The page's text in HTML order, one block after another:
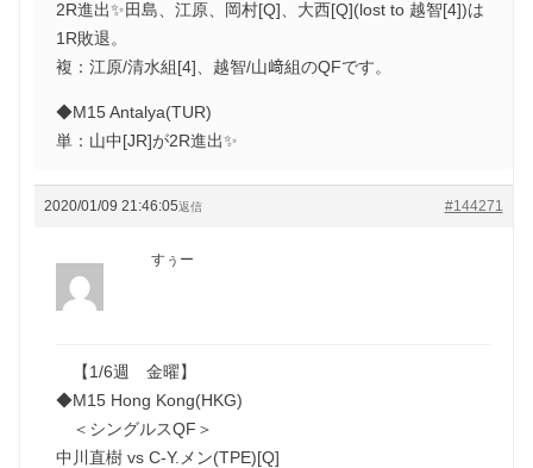
2R進出✨田島、江原、岡村[Q]、大西[Q](lost to 越智[4])は
1R敗退。
複：江原/清水組[4]、越智/山﨑組のQFです。
◆M15 Antalya(TUR)
単：山中[JR]が2R進出✨
2020/01/09 21:46:05 #144271
返信
すぅー
【1/6週 金曜】
◆M15 Hong Kong(HKG)
＜シングルスQF＞
中川直樹 vs C-Y.メン(TPE)[Q]